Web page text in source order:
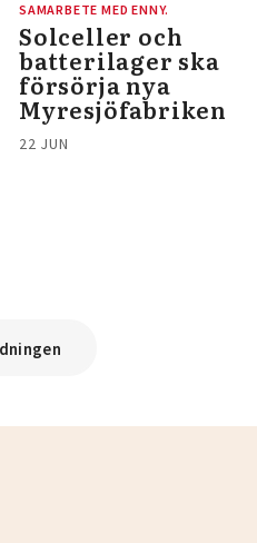
SAMARBETE MED ENNY.
Solceller och
batterilager ska
försörja nya
Myresjöfabriken
22 JUN